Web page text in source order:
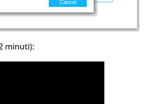
minuti):